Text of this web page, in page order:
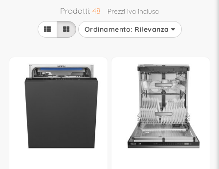
Prodotti: 48 Prezzi iva inclusa
Ordinamento: Rilevanza